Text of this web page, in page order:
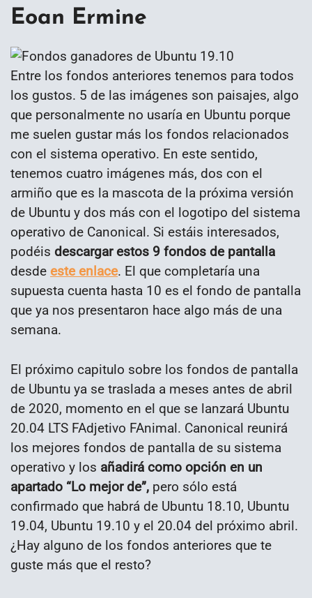
Eoan Ermine
Entre los fondos anteriores tenemos para todos
los gustos. 5 de las imágenes son paisajes, algo
que personalmente no usaría en Ubuntu porque
me suelen gustar más los fondos relacionados
con el sistema operativo. En este sentido,
tenemos cuatro imágenes más, dos con el
armiño que es la mascota de la próxima versión
de Ubuntu y dos más con el logotipo del sistema
operativo de Canonical. Si estáis interesados,
podéis descargar estos 9 fondos de pantalla
desde este enlace. El que completaría una
supuesta cuenta hasta 10 es el fondo de pantalla
que ya nos presentaron hace algo más de una
semana.
El próximo capitulo sobre los fondos de pantalla
de Ubuntu ya se traslada a meses antes de abril
de 2020, momento en el que se lanzará Ubuntu
20.04 LTS FAdjetivo FAnimal. Canonical reunirá
los mejores fondos de pantalla de su sistema
operativo y los añadirá como opción en un
apartado “Lo mejor de”, pero sólo está
confirmado que habrá de Ubuntu 18.10, Ubuntu
19.04, Ubuntu 19.10 y el 20.04 del próximo abril.
¿Hay alguno de los fondos anteriores que te
guste más que el resto?